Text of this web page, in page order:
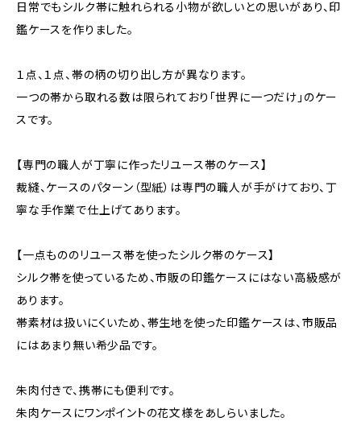
日常でもシルク帯に触れられる小物が欲しいとの思いがあり、印
鑑ケースを作りました。
１点、１点、帯の柄の切り出し方が異なります。
一つの帯から取れる数は限られており「世界に一つだけ」のケー
スです。
【専門の職人が丁寧に作ったリユース帯のケース】
裁縫、ケースのパターン（型紙）は専門の職人が手がけており、丁
寧な手作業で仕上げてあります。
【一点もののリユース帯を使ったシルク帯のケース】
シルク帯を使っているため、市販の印鑑ケースにはない高級感が
あります。
帯素材は扱いにくいため、帯生地を使った印鑑ケースは、市販品
にはあまり無い希少品です。
朱肉付きで、携帯にも便利です。
朱肉ケースにワンポイントの花文様をあしらいました。